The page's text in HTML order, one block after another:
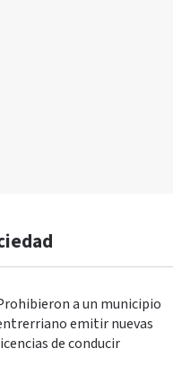
a un municipio
emitir nuevas
de conducir